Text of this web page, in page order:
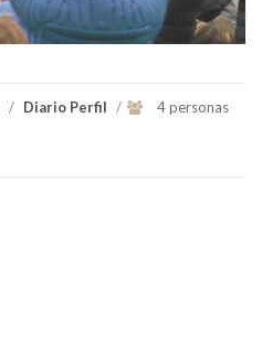
/ Diario Perfil / 4 personas